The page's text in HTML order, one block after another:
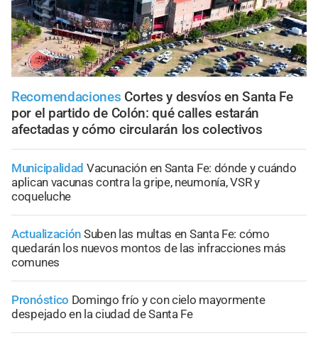
Recomendaciones Cortes y desvíos en Santa Fe
por el partido de Colón: qué calles estarán
afectadas y cómo circularán los colectivos
Municipalidad Vacunación en Santa Fe: dónde y cuándo
aplican vacunas contra la gripe, neumonía, VSR y
coqueluche
Actualización Suben las multas en Santa Fe: cómo
quedarán los nuevos montos de las infracciones más
comunes
Pronóstico Domingo frío y con cielo mayormente
despejado en la ciudad de Santa Fe